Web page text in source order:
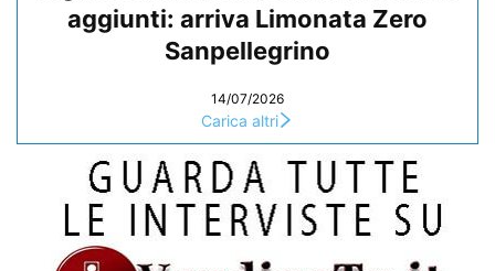
aggiunti: arriva Limonata Zero
Sanpellegrino
14/07/2026
Carica altri